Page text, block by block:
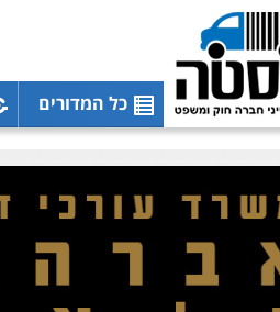
כל המדורים